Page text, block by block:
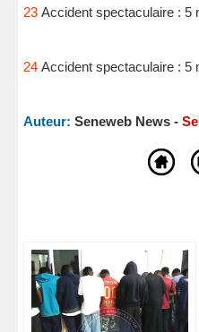
23 Accident spectaculaire : 5
24 Accident spectaculaire : 5
Auteur: Seneweb News -